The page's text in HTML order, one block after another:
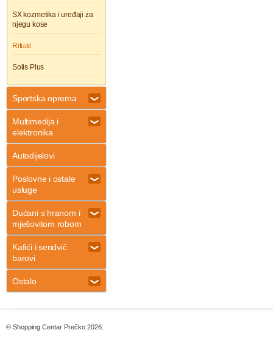
SX kozmetika i uređaji za
njegu kose
Ritual
Solis Plus
Sportska oprema
Multimedija i
elektronika
Autodijelovi
Poslovne i ostale
usluge
Dućani s hranom i
mješovitom robom
Kafići i sendvič
barovi
Ostalo
© Shopping Centar Prečko 2026.